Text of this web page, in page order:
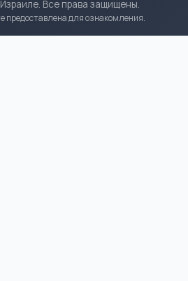
Все права защищены.
предоставлена для ознакомления.